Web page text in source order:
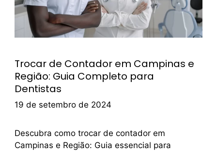
Trocar de Contador em Campinas e
Região: Guia Completo para
Dentistas
19 de setembro de 2024
Descubra como trocar de contador em
Campinas e Região: Guia essencial para